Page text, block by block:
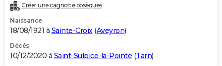
Dictionnaire
Biographies
Citations
Expressions
Proverbes
PROGRAMME TV
S'inscrire
Se connecter
Lycées
Collèges
Primaires
Universités
Entreprises
Service militaire
Avis de recherche
AVIS DE DÉCÈS
Créer une cagnotte obsèques
Naissance
18/08/1921 à Sainte-Croix(Aveyron)
Décès
10/12/2020 à Saint-Sulpice-la-Pointe (Tarn)